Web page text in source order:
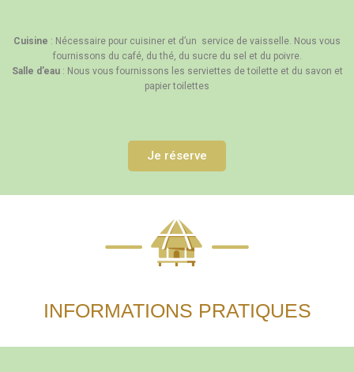
Cuisine : Nécessaire pour cuisiner et d’un service de vaisselle. Nous vous
fournissons du café, du thé, du sucre du sel et du poivre.
Salle d’eau: Nous vous fournissons les serviettes de toilette et du savon et
papier toilettes
Je réserve
INFORMATIONS PRATIQUES